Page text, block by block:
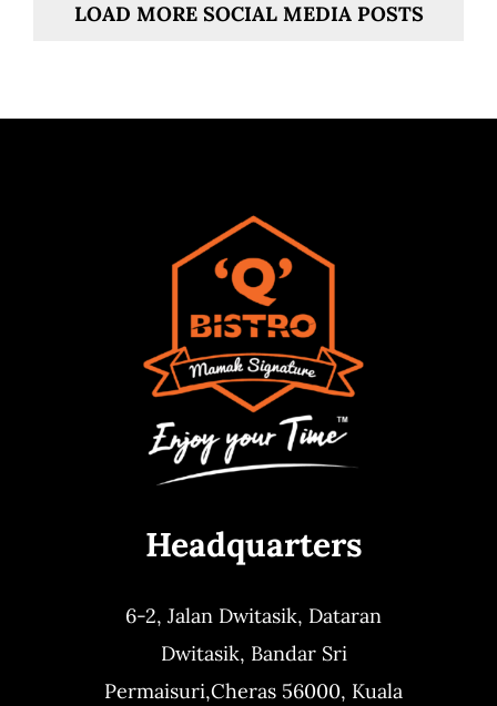
LOAD MORE SOCIAL MEDIA POSTS
Headquarters
6-2, Jalan Dwitasik, Dataran
Dwitasik, Bandar Sri
Permaisuri,Cheras 56000, Kuala